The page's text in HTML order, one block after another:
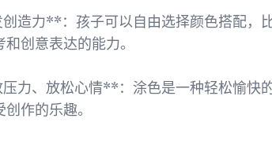
造力**：孩子可以自由选择颜色搭配，
和创意表达的能力。
力、放松心情**：涂色是一种轻松愉快
作的乐趣。